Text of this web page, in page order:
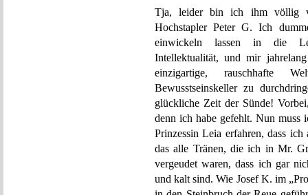
Tja, leider bin ich ihm völlig
Hochstapler Peter G. Ich
einwickeln lassen in die
Intellektualität, und mir
einzigartige, rauschhafte
Bewusstseinskeller zu
glückliche Zeit der Sünde!
denn ich habe gefehlt. Nun muss
Prinzessin Leia erfahren, dass
das alle Tränen, die ich in Mr.
vergeudet waren, dass ich gar
und kalt sind. Wie Josef K. im